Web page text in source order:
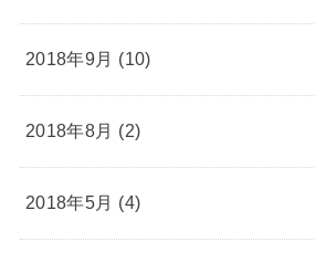
2018年9月 (10)
2018年8月 (2)
2018年5月 (4)